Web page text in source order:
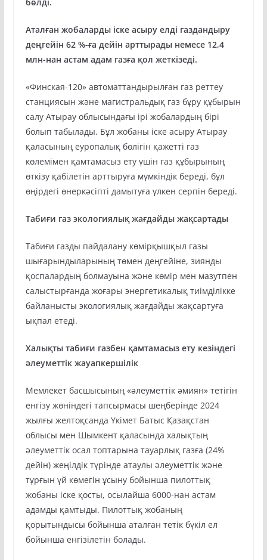
Аталған жобаларды іске асыру елді газдандыру
деңгейін 62 %-ға дейін арттырады немесе 12,4
млн-нан астам адам газға қол жеткізеді.
«Финская-120» автоматтандырылған газ реттеу
станциясын және магистральдық газ бұру құбырын
салу Атырау облысындағы ірі жобалардың бірі
болып табылады. Бұл жобаны іске асыру Атырау
қаласының еуропалық бөлігін қажетті газ
көлемімен қамтамасыз ету үшін газ құбырының
өткізу қабілетін арттыруға мүмкіндік береді, бұл
өңірдегі өнеркәсіпті дамытуға үлкен серпін береді.
Табиғи газ экологиялық жағдайды жақсартады
Табиғи газды пайдалану көмірқышқыл газы
шығарындыларының төмен деңгейіне, зиянды
қоспалардың болмауына және көмір мен мазутпен
салыстырғанда жоғары энергетикалық тиімділікке
байланысты экологиялық жағдайды жақсартуға
ықпал етеді.
Халықты табиғи газбен қамтамасыз ету кезіндегі
әлеуметтік жауапкершілік
Мемлекет басшысының «әлеуметтік әмиян» тетігін
енгізу жөніндегі тапсырмасы шеңберінде 2024
жылғы желтоқсанда Үкімет Батыс Қазақстан
облысы мен Шымкент қаласында халықтың
әлеуметтік осал топтарына тауарлық газға (24%
дейін) жеңілдік түрінде атаулы әлеуметтік және
тұрғын үй көмегін ұсыну бойынша пилоттық
жобаны іске қосты, осылайша 6000-нан астам
адамды қамтыды. Пилоттық жобаның
қорытындысы бойынша аталған тетік бүкіл ел
бойынша енгізілетін болады.